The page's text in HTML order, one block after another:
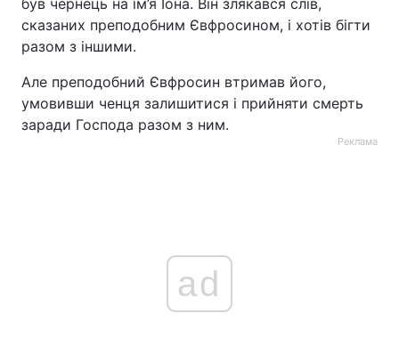
був чернець на ім’я Іона. Він злякався слів,
сказаних преподобним Євфросином, і хотів бігти
разом з іншими.
Але преподобний Євфросин втримав його,
умовивши ченця залишитися і прийняти смерть
заради Господа разом з ним.
Реклама
ad